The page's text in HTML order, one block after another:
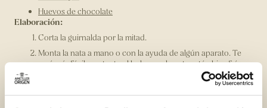
Huevos de chocolate
Elaboración:
Corta la guirnalda por la mitad.
Monta la nata a mano o con la ayuda de algún aparato. Te
será más fácil que tanto el bol como la nata estén bien fríos.
Reparte la fruta roja y los huevos de chocolate por encima la